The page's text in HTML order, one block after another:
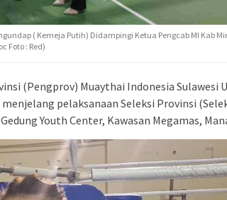
( Kemeja Putih) Didampingi Ketua Pengcab MI Kab
Foto : Red)
(Pengprov) Muaythai Indonesia Sulawesi
pelaksanaan Seleksi Provinsi
Youth Center, Kawasan Megamas,